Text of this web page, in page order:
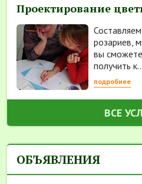
Проектирование
розариев,
вы
получить
подробнее
ВСЕ
ОБЪЯВЛЕНИЯ